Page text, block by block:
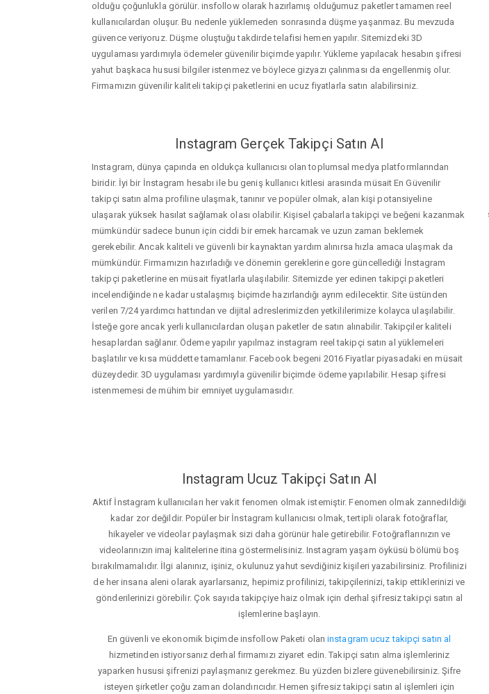
olduğu çoğunlukla görülür. insfollow olarak hazırlamış olduğumuz paketler tamamen reel
kullanıcılardan oluşur. Bu nedenle yüklemeden sonrasında düşme yaşanmaz. Bu mevzuda
güvence veriyoruz. Düşme oluştuğu takdirde telafisi hemen yapılır. Sitemizdeki 3D
uygulaması yardımıyla ödemeler güvenilir biçimde yapılır. Yükleme yapılacak hesabın şifresi
yahut başkaca hususi bilgiler istenmez ve böylece gizyazı çalınması da engellenmiş olur.
Firmamızın güvenilir kaliteli takipçi paketlerini en ucuz fiyatlarla satın alabilirsiniz.
Instagram Gerçek Takipçi Satın Al
Instagram, dünya çapında en oldukça kullanıcısı olan toplumsal medya platformlarından
biridir. İyi bir İnstagram hesabı ile bu geniş kullanıcı kitlesi arasında müsait En Güvenilir
takipçi satın alma profiline ulaşmak, tanınır ve popüler olmak, alan kişi potansiyeline
ulaşarak yüksek hasılat sağlamak olası olabilir. Kişisel çabalarla takipçi ve beğeni kazanmak
mümkündür sadece bunun için ciddi bir emek harcamak ve uzun zaman beklemek
gerekebilir. Ancak kaliteli ve güvenli bir kaynaktan yardım alınırsa hızla amaca ulaşmak da
mümkündür. Firmamızın hazırladığı ve dönemin gereklerine gore güncellediği İnstagram
takipçi paketlerine en müsait fiyatlarla ulaşılabilir. Sitemizde yer edinen takipçi paketleri
incelendiğinde ne kadar ustalaşmış biçimde hazırlandığı ayrım edilecektir. Site üstünden
verilen 7/24 yardımcı hattından ve dijital adreslerimizden yetkililerimize kolayca ulaşılabilir.
İsteğe gore ancak yerli kullanıcılardan oluşan paketler de satın alınabilir. Takipçiler kaliteli
hesaplardan sağlanır. Ödeme yapılır yapılmaz instagram reel takipçi satın al yüklemeleri
başlatılır ve kısa müddette tamamlanır. Facebook begeni 2016 Fiyatlar piyasadaki en müsait
düzeydedir. 3D uygulaması yardımıyla güvenilir biçimde ödeme yapılabilir. Hesap şifresi
istenmemesi de mühim bir emniyet uygulamasıdır.
Instagram Ucuz Takipçi Satın Al
Aktif İnstagram kullanıcıları her vakit fenomen olmak istemiştir. Fenomen olmak zannedildiği
kadar zor değildir. Popüler bir İnstagram kullanıcısı olmak, tertipli olarak fotoğraflar,
hikayeler ve videolar paylaşmak sizi daha görünür hale getirebilir. Fotoğraflarınızın ve
videolarınızın imaj kalitelerine itina göstermelisiniz. Instagram yaşam öyküsü bölümü boş
bırakılmamalıdır. İlgi alanınız, işiniz, okulunuz yahut sevdiğiniz kişileri yazabilirsiniz. Profilinizi
de her insana aleni olarak ayarlarsanız, hepimiz profilinizi, takipçilerinizi, takip ettiklerinizi ve
gönderilerinizi görebilir. Çok sayıda takipçiye haiz olmak için derhal şifresiz takipçi satın al
işlemlerine başlayın.
En güvenli ve ekonomik biçimde insfollow Paketi olaninstagram ucuz takipçi satın al
hizmetinden istiyorsanız derhal firmamızı ziyaret edin. Takipçi satın alma işlemleriniz
yaparken hususi şifrenizi paylaşmanız gerekmez. Bu yüzden bizlere güvenebilirsiniz. Şifre
isteyen şirketler çoğu zaman dolandırıcıdır. Hemen şifresiz takipçi satın al işlemleri için